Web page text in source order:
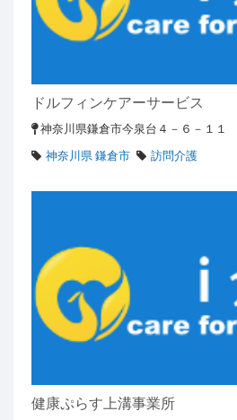
ドルフィンケアーサービス
神奈川県鎌倉市今泉台４－６－１１
神奈川県 鎌倉市
訪問介護
健康ぷらす上溝事業所